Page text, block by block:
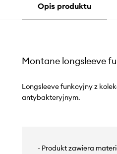
Opis produktu
Montane longsleeve
Longsleeve funkcyjny z
antybakteryjnym.
- Produkt zawiera